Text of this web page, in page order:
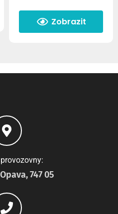
Zobrazit
747 05